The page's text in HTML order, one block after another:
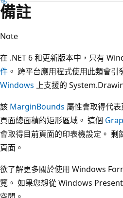
備註
Note
在 .NET 6 和更新版本中，只有
件 。 跨平台應用程式使用此類會
Windows 上支援的
該 MarginBounds 屬性會取得代
頁面總面積的矩形區域。 這個
會取得目前頁面的印表機設定。
頁面。
欲了解更多關於使用 Windows
覽。 如果您想從 Windows